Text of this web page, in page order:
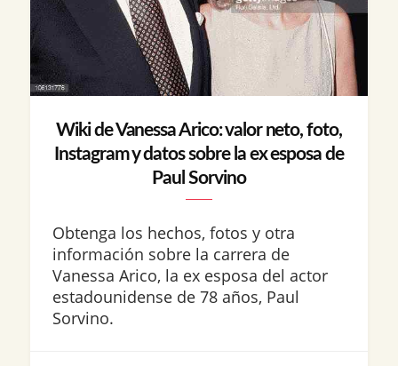
Wiki de Vanessa Arico: valor neto, foto,
Instagram y datos sobre la ex esposa de
Paul Sorvino
Obtenga los hechos, fotos y otra
información sobre la carrera de
Vanessa Arico, la ex esposa del actor
estadounidense de 78 años, Paul
Sorvino.